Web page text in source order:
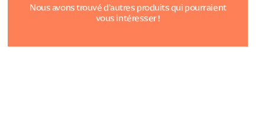
Nous avons trouvé d’autres produits qui pourraient
vous intéresser !